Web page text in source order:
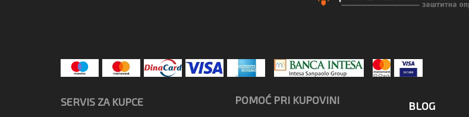
SERVIS ZA KUPCE POMOĆ PRI KUPOVINI BLOG